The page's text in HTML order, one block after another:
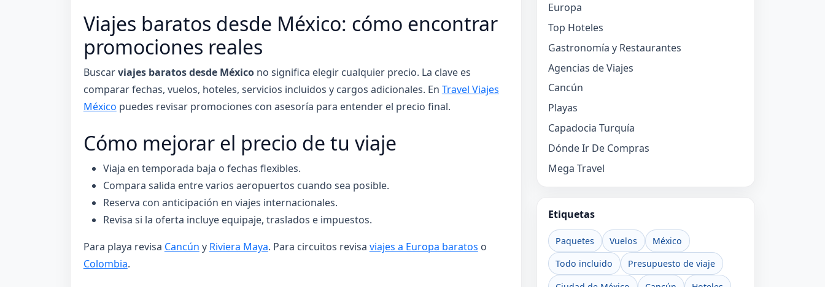
Viajes baratos desde México: cómo encontrar
promociones reales
Buscarviajes baratos desde Méxicono significa elegir cualquier precio. La clave es
comparar fechas, vuelos, hoteles, servicios incluidos y cargos adicionales. En Travel Viajes
México puedes revisar promociones con asesoría para entender el precio final.
Cómo mejorar el precio de tu viaje
Viaja en temporada baja o fechas flexibles.
Compara salida entre varios aeropuertos cuando sea posible.
Reserva con anticipación en viajes internacionales.
Revisa si la oferta incluye equipaje, traslados e impuestos.
Para playa revisa Cancún y Riviera Maya. Para circuitos revisa viajes a Europa baratos o
Colombia.
Europa
Top Hoteles
Gastronomía y Restaurantes
Agencias de Viajes
Cancún
Playas
Capadocia Turquía
Dónde Ir De Compras
Mega Travel
Etiquetas
Paquetes Vuelos
México
Todo incluido
Presupuesto de viaje